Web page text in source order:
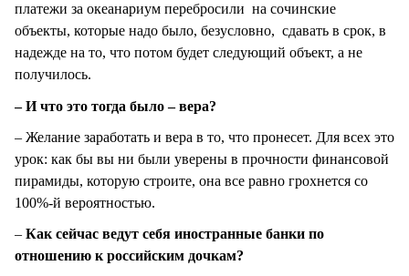
платежи за океанариум перебросили на сочинские
объекты, которые надо было, безусловно, сдавать в срок, в
надежде на то, что потом будет следующий объект, а не
получилось.
– И что это тогда было – вера?
– Желание заработать и вера в то, что пронесет. Для всех это
урок: как бы вы ни были уверены в прочности финансовой
пирамиды, которую строите, она все равно грохнется со
100%-й вероятностью.
– Как сейчас ведут себя иностранные банки по
отношению к российским дочкам?